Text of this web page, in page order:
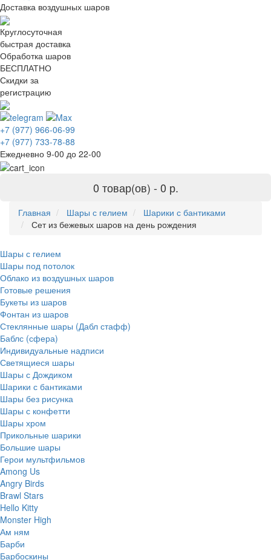
Доставка воздушных шаров
Круглосуточная
быстрая доставка
Обработка шаров
БЕСПЛАТНО
Скидки за
регистрацию
+7 (977) 966-06-99
+7 (977) 733-78-88
Ежедневно 9-00 до 22-00
0 товар(ов) - 0 р.
Главная Шары с гелием
Шарики с бантиками
Сет из бежевых шаров на день рождения
Шары с гелием
Шары под потолок
Облако из воздушных шаров
Готовые решения
Букеты из шаров
Фонтан из шаров
Стеклянные шары (Дабл стафф)
Баблс (сфера)
Индивидуальные надписи
Светящиеся шары
Шары с Дождиком
Шарики с бантиками
Шары без рисунка
Шары с конфетти
Шары хром
Прикольные шарики
Большие шары
Герои мультфильмов
Among Us
Angry Birds
Brawl Stars
Hello Kitty
Monster High
Ам ням
Барби
Барбоскины